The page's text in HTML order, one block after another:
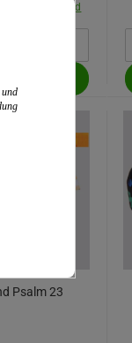
Versand
Psalm 23